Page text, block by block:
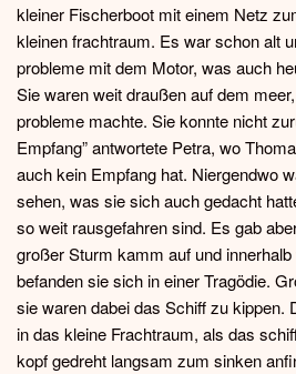
kleiner Fischerboot mit einem Netz
kleinen frachtraum. Es war schon alt
probleme mit dem Motor, was auch
Sie waren weit draußen auf dem
probleme machte. Sie konnte nicht
Empfang” antwortete Petra, wo
auch kein Empfang hat. Niergendwo
sehen, was sie sich auch gedacht
so weit rausgefahren sind. Es gab
großer Sturm kamm auf und
befanden sie sich in einer Tragödie.
sie waren dabei das Schiff zu kippen.
in das kleine Frachtraum, als das
kopf gedreht langsam zum sinken